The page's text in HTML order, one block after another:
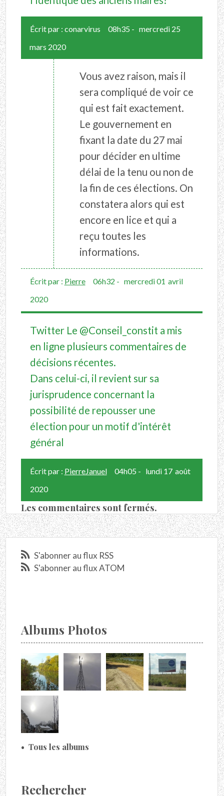
S'abonner au flux RSS
S'abonner au flux ATOM
Albums Photos
Tous les albums
Rechercher
Écrit par : conarvirus 08h35 - mercredi 25
mars 2020
Vous avez raison, mais il
sera compliqué de voir ce
qui est fait exactement.
Le gouvernement en
fixant la date du 27 mai
pour décider en ultime
délai de la tenu ou non de
la fin de ces élections. On
constatera alors qui est
encore en lice et qui a
reçu toutes les
informations.
Écrit par : Pierre 06h32 - mercredi 01 avril
2020
Twitter Le @Conseil_constit a mis
en ligne plusieurs commentaires de
décisions récentes.
Dans celui-ci, il revient sur sa
jurisprudence concernant la
possibilité de repousser une
élection pour un motif d'intérêt
général
Écrit par : PierreJanuel 04h05 - lundi 17 août
2020
Les commentaires sont fermés.